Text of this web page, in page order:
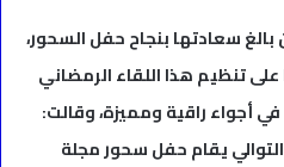
بالغ سعادتها بنجاح حفل السحور،
تنظيم هذا اللقاء الرمضاني
أجواء راقية ومميزة، وقالت:
يقام حفل سحور مجلة